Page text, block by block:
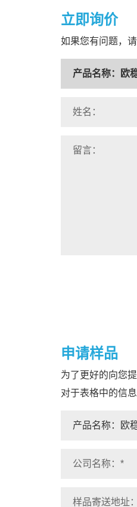
立即询价
如果您有问题，
申请样品
为了更好的向您
对于表格中的信